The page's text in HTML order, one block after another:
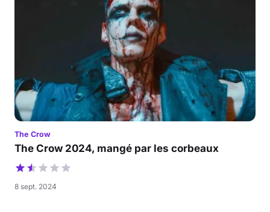
The Crow
The Crow 2024, mangé par les corbeaux
8 sept. 2024